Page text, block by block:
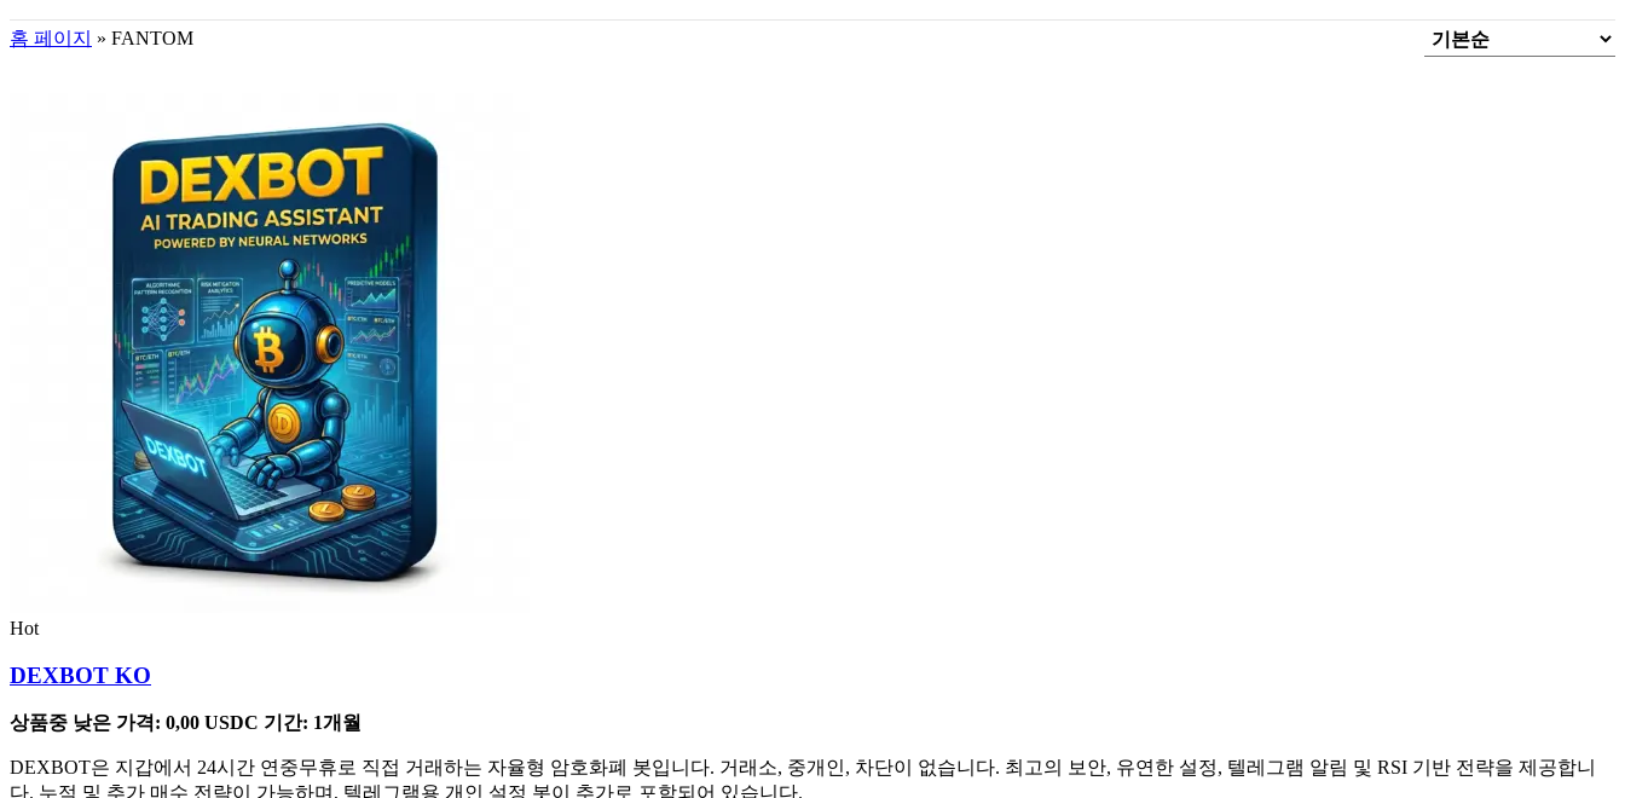
홈 페이지 » FANTOM
Hot
DEXBOT KO
상품중 낮은 가격: 0,00 USDC 기간: 1개월
DEXBOT은 지갑에서 24시간 연중무휴로 직접 거래하는 자율형 암호화폐 봇입니다. 거래소, 중개인, 차단이 없습니다. 최고의 보안, 유연한 설정, 텔레그램 알림 및 RSI 기반 전략을 제공합니
다. 누적 및 추가 매수 전략이 가능하며, 텔레그램용 개인 설정 봇이 추가로 포함되어 있습니다.